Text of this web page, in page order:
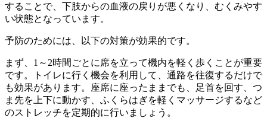
することで、下肢からの血液の戻りが悪くなり、むくみやす
い状態となっています。
予防のためには、以下の対策が効果的です。
まず、1～2時間ごとに席を立って機内を軽く歩くことが重要
です。トイレに行く機会を利用して、通路を往復するだけで
も効果があります。座席に座ったままでも、足首を回す、つ
ま先を上下に動かす、ふくらはぎを軽くマッサージするなど
のストレッチを定期的に行いましょう。